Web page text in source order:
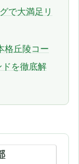
で大満足リ
格丘陵コー
ドを徹底解